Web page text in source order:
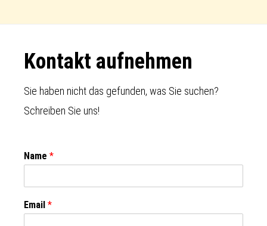
Footer
Kontakt aufnehmen
Sie haben nicht das gefunden, was Sie suchen?
Schreiben Sie uns!
Name *
Email *